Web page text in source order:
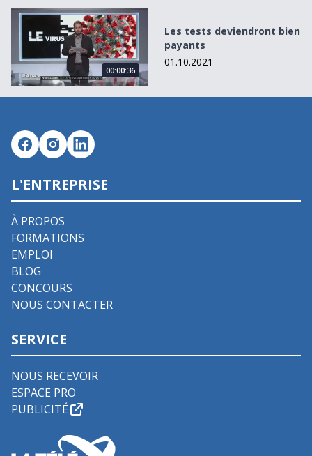
Les tests deviendront bien payants
00:00:36
Les tests deviendront bien
payants
01.10.2021
L'ENTREPRISE
À PROPOS
FORMATIONS
EMPLOI
BLOG
CONCOURS
NOUS CONTACTER
SERVICE
NOUS RECEVOIR
ESPACE PRO
PUBLICITÉ